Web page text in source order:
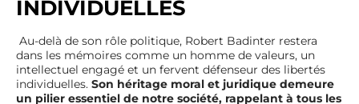
INDIVIDUELLES
Au-delà de son rôle politique, Robert Badinter restera
dans les mémoires comme un homme de valeurs, un
intellectuel engagé et un fervent défenseur des libertés
individuelles. Son héritage moral et juridique demeure
un pilier essentiel de notre société, rappelant à tous les